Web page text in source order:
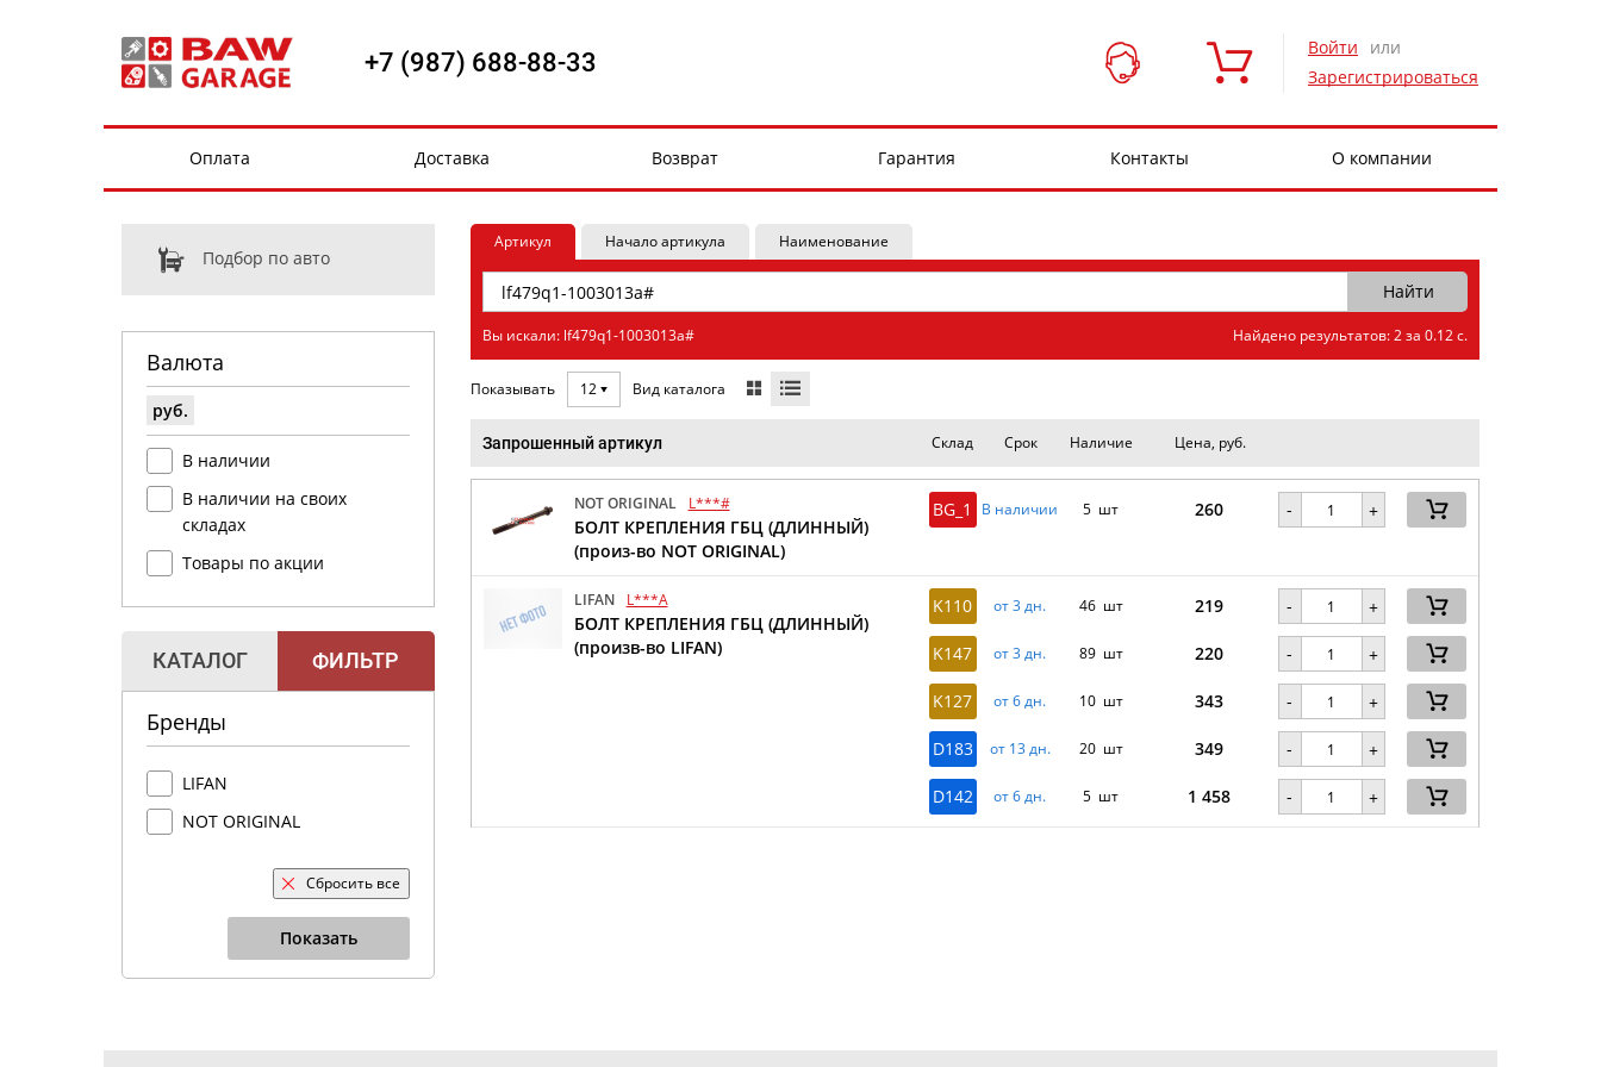
+7 (987) 688-88-33 Войти
или
Зарегистрироваться
Оплата Доставка Возврат Гарантия Контакты О компании
Подбор по авто
Валюта
руб.
В наличии
В наличии на своих
складах
Товары по акции
КАТАЛОГ ФИЛЬТР
Бренды
LIFAN
NOT ORIGINAL
Сбросить все
Показать
Артикул Начало артикула Наименование
Вы искали: lf479q1-1003013a# Найдено результатов: 2 за 0.12 с.
Показывать 12 Вид каталога
Запрошенный артикул Склад Срок Наличие Цена, руб.
NOT ORIGINAL L***#
БОЛТ КРЕПЛЕНИЯ ГБЦ (ДЛИННЫЙ)
(произ-во NOT ORIGINAL)
BG_1 В наличии 5 шт 260 - +
LIFAN L***A
БОЛТ КРЕПЛЕНИЯ ГБЦ (ДЛИННЫЙ)
(произв-во LIFAN)
K110 от 3 дн. 46 шт 219 - +
K147 от 3 дн. 89 шт 220 - +
K127 от 6 дн. 10 шт 343 - +
D183 от 13 дн. 20 шт 349 - +
D142 от 6 дн. 5 шт 1 458 - +